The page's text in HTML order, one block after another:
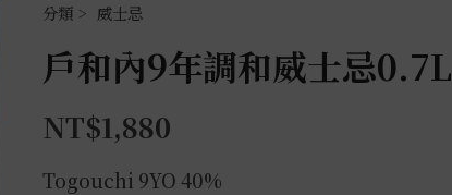
威士忌
戶和內9年調和威士忌0.7L
NT$1,880
Togouchi 9YO 40%